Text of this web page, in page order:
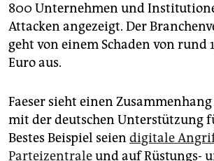
800 Unternehmen und
Attacken angezeigt. Der
geht von einem Schaden von rund
Euro aus.
Faeser sieht einen
mit der deutschen Unterstützung
Bestes Beispiel seien digitale
Parteizentraleund auf Rüstungs-